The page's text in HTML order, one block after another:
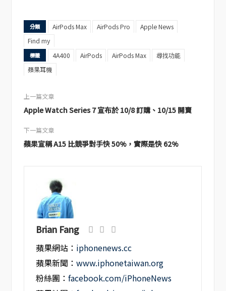
分類 AirPods Max AirPods Pro
Apple News
Find my
標籤 4A400 AirPods AirPods Max
尋找功能
蘋果耳機
上一篇文章
Apple Watch Series 7 宣布於 10/8 訂購、10/15 開賣
下一篇文章
蘋果宣稱 A15 比競爭對手快 50%，實際是快 62%
Brian Fang
蘋果網站： iphonenews.cc
蘋果新聞：www.iphonetaiwan.org
粉絲團：facebook.com/iPhoneNews